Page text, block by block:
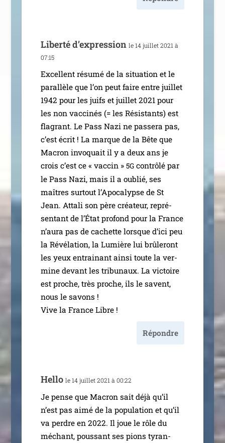
Liberté d’ex­pres­sion le 14 juillet 2021 à
07:15
Excellent résu­mé de la situa­tion et le
paral­lèle que l’on peut faire entre juillet
1942 pour les juifs et juillet 2021 pour
les non vac­ci­nés (= les Résistants) est
fla­grant. Le Pass Nazi ne pas­se­ra pas,
c’est écrit ! La marque de la Bête que
Macron invo­quait il y a deux ans je
crois c’est ce « vac­cin » 5Gcontrô­lé par
le Pass Nazi, mais il a oublié, ses
maîtres sur­tout l’Apocalypse de St
Jean. Attali son père créa­teur, repré­
sen­tant de l’État pro­fond pour la France
n’au­ra pas de cachette lorsque d’i­ci peu
la Révélation, la Lumière lui brû­le­ront
les yeux entrai­nant ain­si toute la ver­
mine devant les tri­bu­naux. La vic­toire
est proche, très proche, ils le savent,
nous le savons !
Vive la France Libre !
Répondre
Hello le 14 juillet 2021 à 00:22
Je pense que Macron sait déjà qu’il
n’est pas aimé de la popu­la­tion et qu’il
va perdre en 2022. Il joue le rôle du
méchant, pous­sant ses pions tyran­